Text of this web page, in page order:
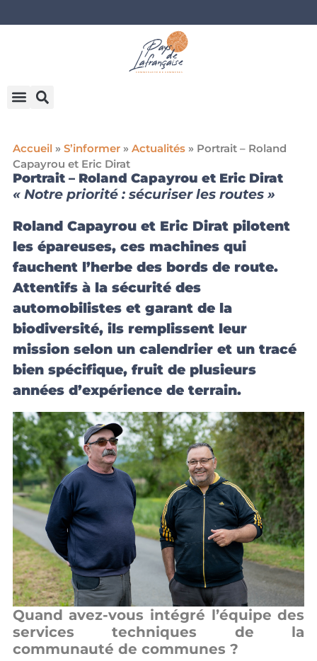
Accueil » S’informer» Actualités» Portrait – Roland
Capayrou et Eric Dirat
Portrait – Roland Capayrou et Eric Dirat
« Notre priorité : sécuriser les routes »
Roland Capayrou et Eric Dirat pilotent
les épareuses, ces machines qui
fauchent l’herbe des bords de route.
Attentifs à la sécurité des
automobilistes et garant de la
biodiversité, ils remplissent leur
mission selon un calendrier et un tracé
bien spécifique, fruit de plusieurs
années d’expérience de terrain.
Quand avez-vous intégré l’équipe des
services techniques de la
communauté de communes ?